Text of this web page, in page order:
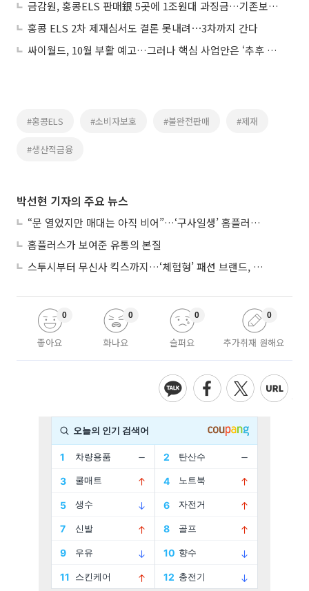
금감원, 홍콩ELS 판매銀 5곳에 1조원대 과징금…기존보다 감경
홍콩 ELS 2차 제재심서도 결론 못내려⋯3차까지 간다
싸이월드, 10월 부활 예고…그러나 핵심 사업안은 ‘추후 공개’
#홍콩ELS #소비자보호 #불완전판매 #제재
#생산적금융
박선현 기자의 주요 뉴스
“문 열었지만 매대는 아직 비어”…‘구사일생’ 홈플러스, 정상화 시험대
홈플러스가 보여준 유통의 본질
스투시부터 무신사 킥스까지…‘체험형’ 패션 브랜드, 잇단 제주행
좋아요
0
화나요
0
슬퍼요
0
추가취재 원해요
0